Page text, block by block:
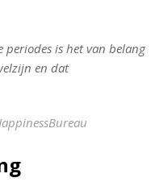
periodes is het van belang
en dat